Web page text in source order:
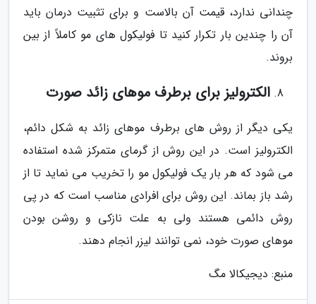
چندانی ندارد، قیمت آن بالاست و برای تثبیت درمان باید
آن را چندین بار تکرار کنید تا فولیکول های مو کاملاً از بین
بروند.
الکترولیز برای برطرف موهای زائد صورت
یکی دیگر از روش های برطرف موهای زائد به شکل دائم،
الکترولیز است. در این روش از گرمای متمرکز شده استفاده
می شود که هر بار یک فولیکول مو را تخریب می نماید تا از
رشد باز بماند. این روش برای افرادی مناسب است که در پی
روش دائمی هستند ولی به علت نازکی و روشن بودن
موهای صورت خود، نمی توانند لیزر انجام دهند.
منبع: دیجیکالا مگ